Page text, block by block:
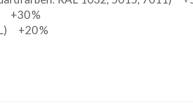
+30 %
+20 %